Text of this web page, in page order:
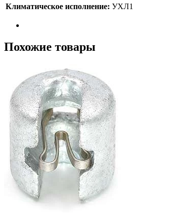
Климатическое исполнение: УХЛ1
Похожие товары